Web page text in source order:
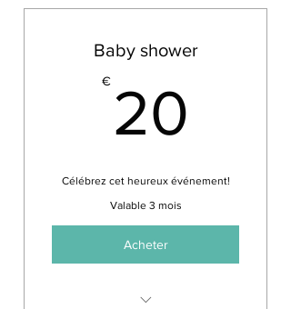
pour 10 personnes minimum
Préférable d'obter pour un cycle
de quatre interventions
Baby shower
€ 20
Célébrez cet heureux événement!
Valable 3 mois
Acheter